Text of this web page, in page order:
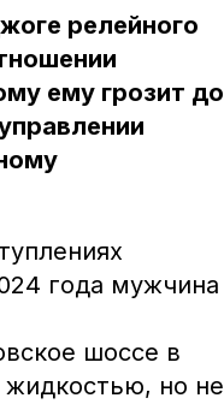
релейного
ему грозит до
года мужчина
шоссе в
но не